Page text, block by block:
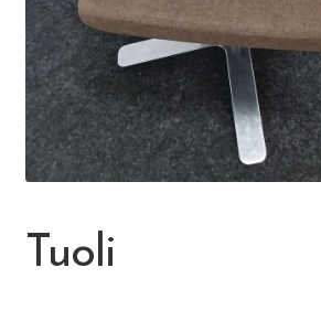
Kirjasto
Visit Jyvaskyla Region
Valon Kaupunki
Lasten Lysti & LystiKylä-festivaali
Tuoli